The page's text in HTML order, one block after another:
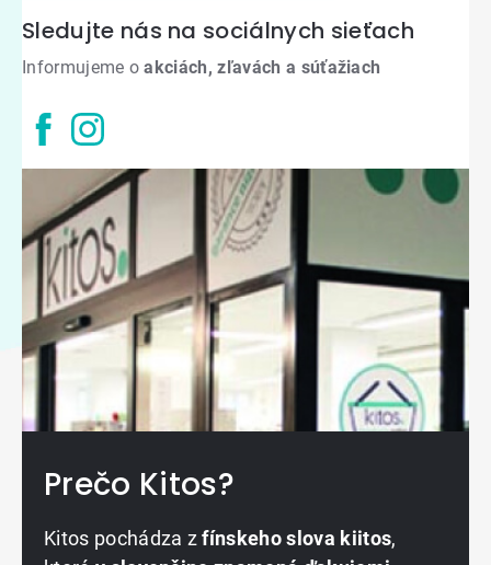
Sledujte nás na sociálnych sieťach
Informujeme oakciách, zľavách a súťažiach
Prečo Kitos?
Kitos pochádza zfínskeho slova kiitos,